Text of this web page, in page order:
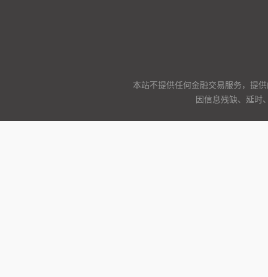
本站不提供任何金融交易服务，提
因信息残缺、延时